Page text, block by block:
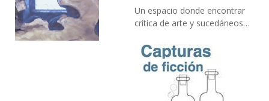
Un espacio donde encontrar
crítica de arte y sucedáneos…